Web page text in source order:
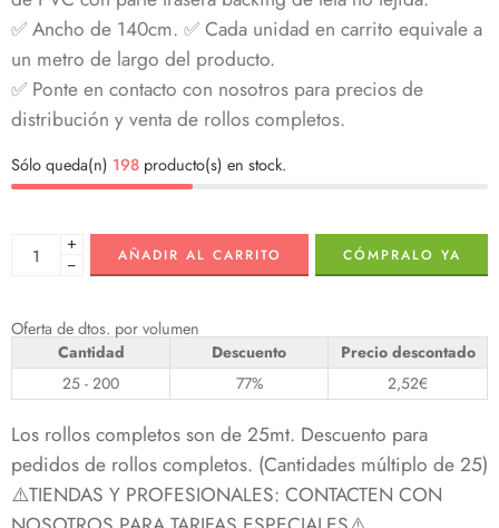
✅ Ancho de 140cm. ✅ Cada unidad en carrito equivale a
un metro de largo del producto.
✅ Ponte en contacto con nosotros para precios de
distribución y venta de rollos completos.
Sólo queda(n) 198 producto(s) en stock.
+
−
AÑADIR AL CARRITO CÓMPRALO YA
Oferta de dtos. por volumen
Cantidad Descuento
Precio descontado
25 - 200
77% 2,52€
Los rollos completos son de 25mt. Descuento para
pedidos de rollos completos. (Cantidades múltiplo de 25)
⚠️TIENDAS Y PROFESIONALES: CONTACTEN CON